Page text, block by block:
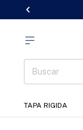
TAPA RIGIDA